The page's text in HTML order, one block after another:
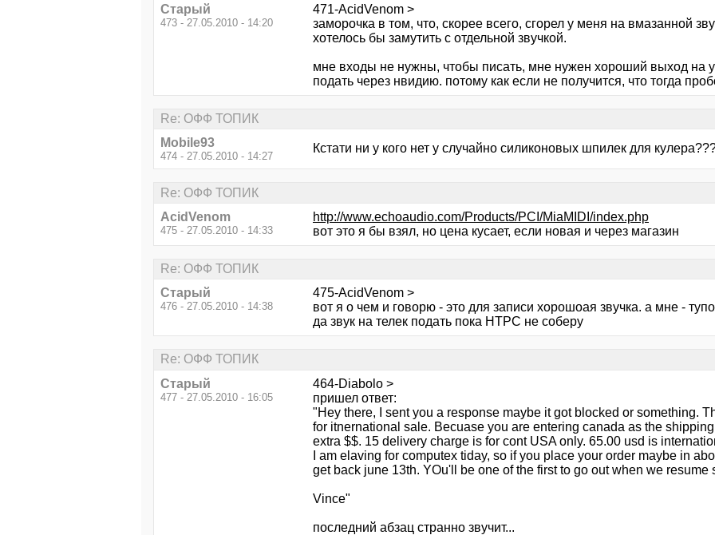
Старый
473 - 27.05.2010 - 14:20
471-AcidVenom >
заморочка в том, что, скорее всего, сгорел у меня на вмазанной
хотелось бы замутить с отдельной звучкой.
мне входы не нужны, чтобы писать, мне нужен хороший выход на
подать через нвидию. потому как если не получится, что тогда
Re: ОФФ ТОПИК
Mobile93
474 - 27.05.2010 - 14:27
Кстати ни у кого нет у случайно силиконовых шпилек для
Re: ОФФ ТОПИК
AcidVenom
475 - 27.05.2010 - 14:33
http://www.echoaudio.com/Products/PCI/MiaMIDI/index.php
вот это я бы взял, но цена кусает, если новая и через магазин
Re: ОФФ ТОПИК
Старый
476 - 27.05.2010 - 14:38
475-AcidVenom >
вот я о чем и говорю - это для записи хорошоая звучка. а мне -
да звук на телек подать пока НТРС не соберу
Re: ОФФ ТОПИК
Старый
477 - 27.05.2010 - 16:05
464-Diabolo >
пришел ответ:
"Hey there, I sent you a response maybe it got blocked or something.
for itnernational sale. Becuase you are entering canada as the
extra $$. 15 delivery charge is for cont USA only. 65.00 usd is
I am elaving for computex tiday, so if you place your order maybe in
get back june 13th. YOu'll be one of the first to go out when we resume
Vince"
последний абзац странно звучит...